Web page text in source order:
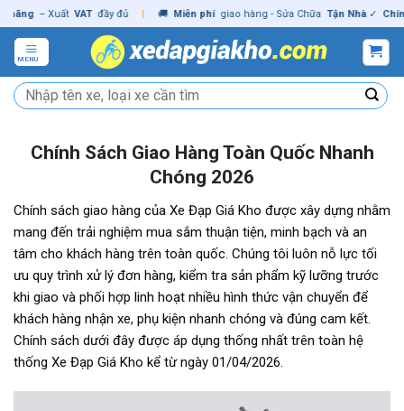
Skip
to
content
– Xuất VAT đầy đủ | 🚚 Miễn phí giao hàng - Sửa Chữa Tận Nhà ✓ Chính
MENU
Tìm
kiếm:
Chính Sách Giao Hàng Toàn Quốc Nhanh
Chóng 2026
Chính sách giao hàng của Xe Đạp Giá Kho được xây dựng nhằm
mang đến trải nghiệm mua sắm thuận tiện, minh bạch và an
tâm cho khách hàng trên toàn quốc. Chúng tôi luôn nỗ lực tối
ưu quy trình xử lý đơn hàng, kiểm tra sản phẩm kỹ lưỡng trước
khi giao và phối hợp linh hoạt nhiều hình thức vận chuyển để
khách hàng nhận xe, phụ kiện nhanh chóng và đúng cam kết.
Chính sách dưới đây được áp dụng thống nhất trên toàn hệ
thống Xe Đạp Giá Kho kể từ ngày 01/04/2026.